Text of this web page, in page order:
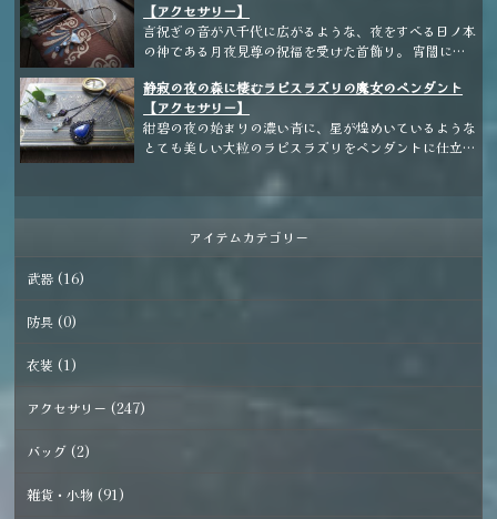
なたの日常にそっと寄り添うことでしょう。 あなたの
魔法の力を、もっと自然に、もっと心地よく。 当店
が、日常に寄り添う一品をお届けいたします。 ――魔
ーーーーーーーーーー スカイブルートパーズのペンダ
ント
【アクセサリー】
言祝ぎの音が八千代に広がるような、夜をすべる日ノ本
の神である月夜見尊の祝福を受けた首飾り。 宵闇に濡
静謐さと神聖さの中に静かなる夜と月の神の神力が広が
ります。 装着におけるスキル付与・属性値は以下の通
りです。 ≪スキル付与・属性値≫ 月属性（和）＋15 夜
属性 ×0.8% 青属性 ＋9 幸運値 ＋25 敵避効果 ラ
踊り効果 謳い効果 現実逃避効果 装備制限：特にな
し 但し、下記職の特殊装備品であるため、各職の仕事
率が１.５倍なんかしらＵＰ。 特殊装備品対応職：和職
なものとは一切関係ございません。この作品はフィクシ
静寂の夜の森に棲むラピスラズリの魔女のペンダント
【アクセサリー】
紺碧の夜の始まりの濃い青に、星が煌めいているような
とても美しい大粒のラピスラズリをペンダントに仕立て
細やかに編み込んでおります。夜に咲く花の蕾のような
トになっています。 ーーーーーーーーーーーーーー 静
アイテムカテゴリー
武器 (16)
防具 (0)
衣装 (1)
アクセサリー (247)
バッグ (2)
雑貨・小物 (91)